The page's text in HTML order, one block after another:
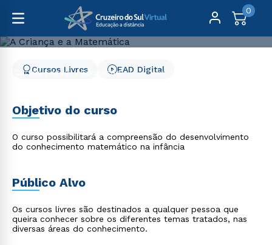
0
Cursos Livres Educação A Criança e a Matemática
Cursos Livres EAD Digital
Objetivo do curso
O curso possibilitará a compreensão do desenvolvimento
do conhecimento matemático na infância
Público Alvo
Os cursos livres são destinados a qualquer pessoa que
queira conhecer sobre os diferentes temas tratados, nas
diversas áreas do conhecimento.